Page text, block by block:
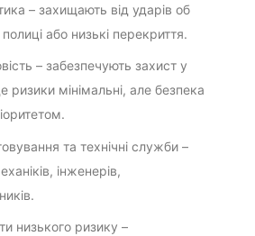
– захищають від ударів об
або низькі перекриття.
– забезпечують захист у
мінімальні, але безпека
та технічні служби –
інженерів,
низького ризику –